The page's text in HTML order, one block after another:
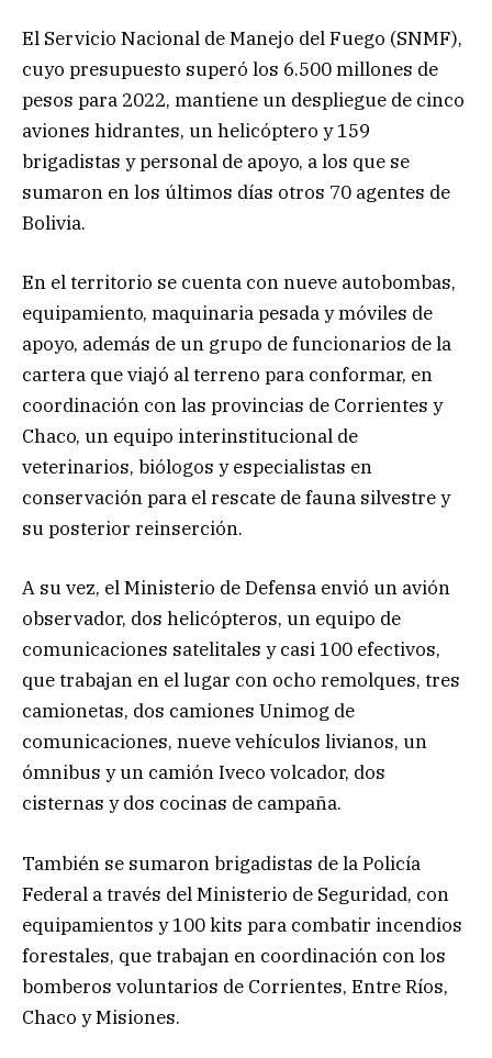
El Servicio Nacional de Manejo del Fuego (SNMF),
cuyo presupuesto superó los 6.500 millones de
pesos para 2022, mantiene un despliegue de cinco
aviones hidrantes, un helicóptero y 159
brigadistas y personal de apoyo, a los que se
sumaron en los últimos días otros 70 agentes de
Bolivia.
En el territorio se cuenta con nueve autobombas,
equipamiento, maquinaria pesada y móviles de
apoyo, además de un grupo de funcionarios de la
cartera que viajó al terreno para conformar, en
coordinación con las provincias de Corrientes y
Chaco, un equipo interinstitucional de
veterinarios, biólogos y especialistas en
conservación para el rescate de fauna silvestre y
su posterior reinserción.
A su vez, el Ministerio de Defensa envió un avión
observador, dos helicópteros, un equipo de
comunicaciones satelitales y casi 100 efectivos,
que trabajan en el lugar con ocho remolques, tres
camionetas, dos camiones Unimog de
comunicaciones, nueve vehículos livianos, un
ómnibus y un camión Iveco volcador, dos
cisternas y dos cocinas de campaña.
También se sumaron brigadistas de la Policía
Federal a través del Ministerio de Seguridad, con
equipamientos y 100 kits para combatir incendios
forestales, que trabajan en coordinación con los
bomberos voluntarios de Corrientes, Entre Ríos,
Chaco y Misiones.